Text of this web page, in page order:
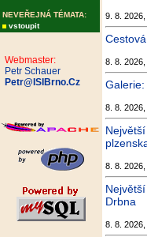
NEVEŘEJNÁ TÉMATA:
vstoupit
Webmaster:
Petr Schauer
Petr@ISIBrno.Cz
9. 8. 2026,
8. 8. 2026,
8. 8. 2026,
8. 8. 2026,
Drbna
8. 8. 2026,